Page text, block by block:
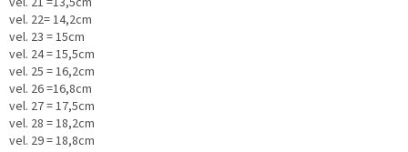
vel. 22= 14,2cm
vel. 23 = 15cm
vel. 24 = 15,5cm
vel. 25 = 16,2cm
vel. 26 =16,8cm
vel. 27 = 17,5cm
vel. 28 = 18,2cm
vel. 29 = 18,8cm